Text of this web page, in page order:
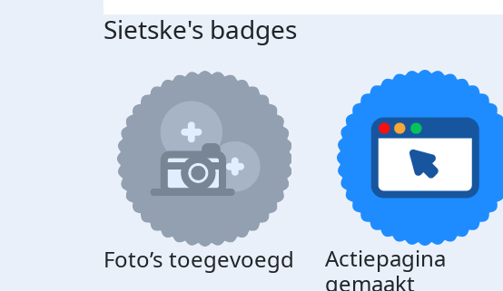
Sietske's badges
Foto’s toegevoegd
Actiepagina
gemaakt